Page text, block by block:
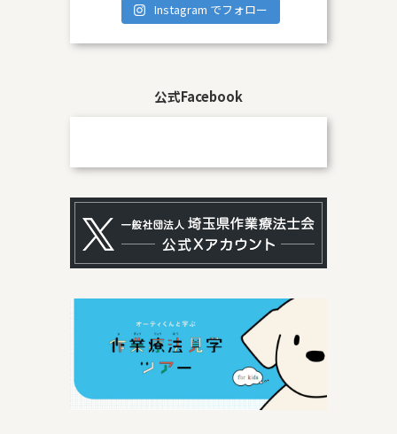
Instagram でフォロー
公式Facebook